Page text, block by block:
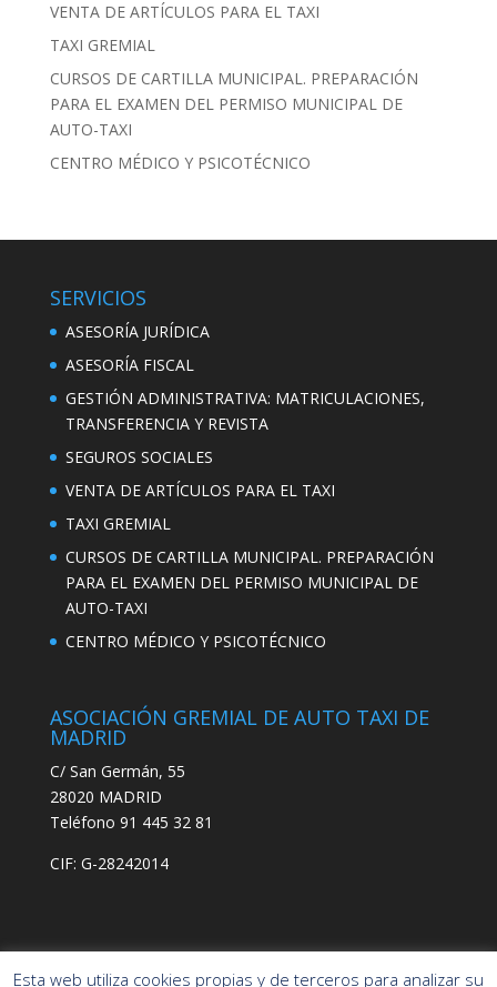
VENTA DE ARTÍCULOS PARA EL TAXI
TAXI GREMIAL
CURSOS DE CARTILLA MUNICIPAL. PREPARACIÓN
PARA EL EXAMEN DEL PERMISO MUNICIPAL DE
AUTO-TAXI
CENTRO MÉDICO Y PSICOTÉCNICO
SERVICIOS
ASESORÍA JURÍDICA
ASESORÍA FISCAL
GESTIÓN ADMINISTRATIVA: MATRICULACIONES,
TRANSFERENCIA Y REVISTA
SEGUROS SOCIALES
VENTA DE ARTÍCULOS PARA EL TAXI
TAXI GREMIAL
CURSOS DE CARTILLA MUNICIPAL. PREPARACIÓN
PARA EL EXAMEN DEL PERMISO MUNICIPAL DE
AUTO-TAXI
CENTRO MÉDICO Y PSICOTÉCNICO
ASOCIACIÓN GREMIAL DE AUTO TAXI DE
MADRID
C/ San Germán, 55
28020 MADRID
Teléfono 91 445 32 81
CIF: G-28242014
Esta web utiliza cookies propias y de terceros para analizar su